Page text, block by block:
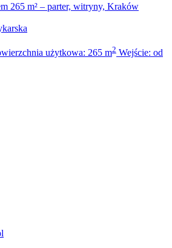
265 m² – parter, witryny, Kraków
użytkowa: 265 m2 Wejście: od